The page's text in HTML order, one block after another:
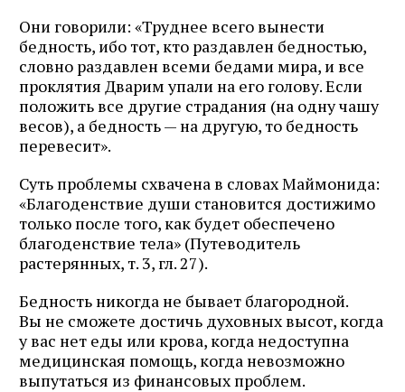
Они говорили: «Труднее всего вынести
бедность, ибо тот, кто раздавлен бедностью,
словно раздавлен всеми бедами мира, и все
проклятия Дварим упали на его голову. Если
положить все другие страдания (на одну чашу
весов), а бедность — на другую, то бедность
перевесит».
Суть проблемы схвачена в словах Маймонида:
«Благоденствие души становится достижимо
только после того, как будет обеспечено
благоденствие тела» (Путеводитель
растерянных, т. 3, гл. 27).
Бедность никогда не бывает благородной.
Вы не сможете достичь духовных высот, когда
у вас нет еды или крова, когда недоступна
медицинская помощь, когда невозможно
выпутаться из финансовых проблем.